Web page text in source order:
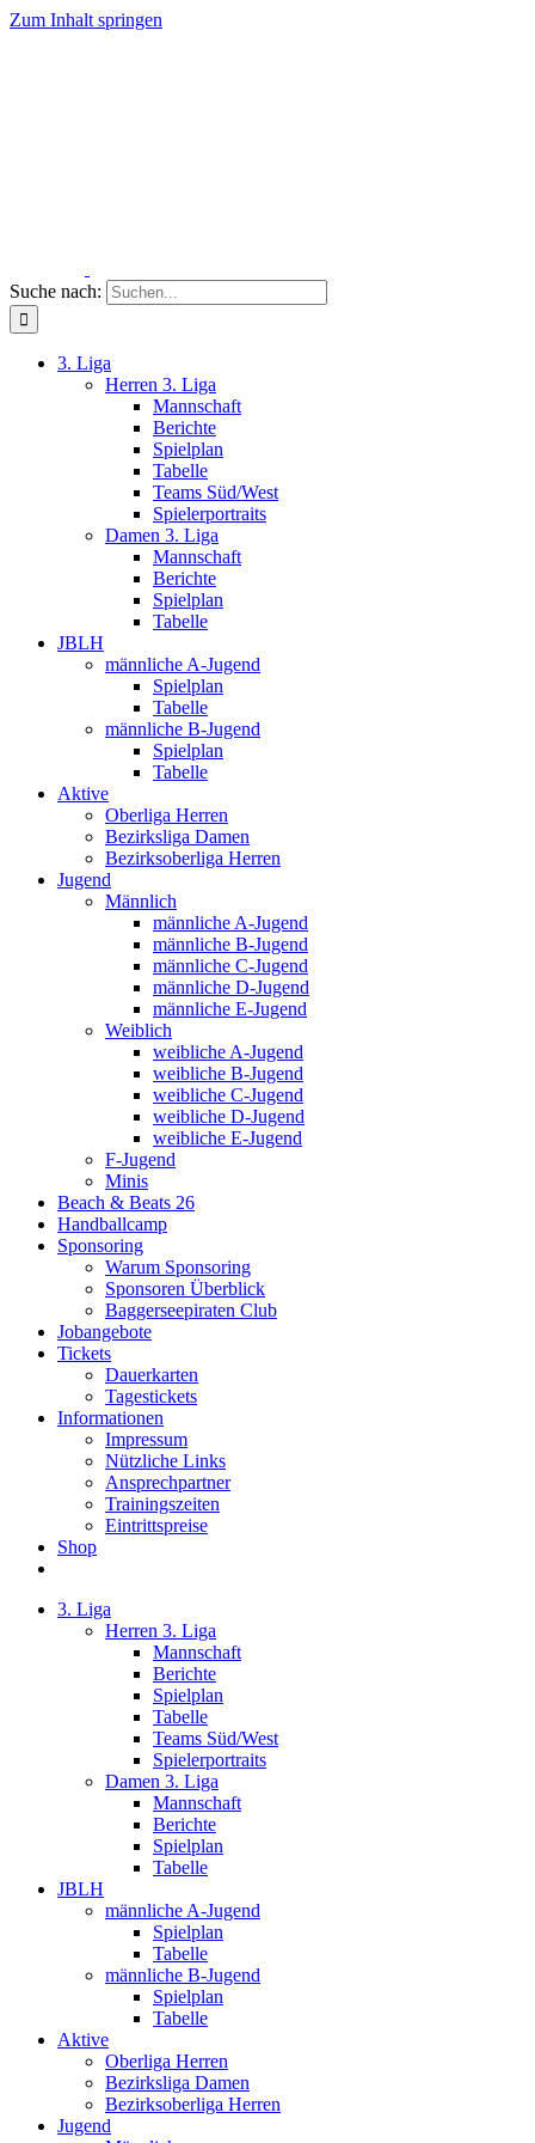
Zum Inhalt springen
Suche nach:
3. Liga
Herren 3. Liga
Mannschaft
Berichte
Spielplan
Tabelle
Teams Süd/West
Spielerportraits
Damen 3. Liga
Mannschaft
Berichte
Spielplan
Tabelle
JBLH
männliche A-Jugend
Spielplan
Tabelle
männliche B-Jugend
Spielplan
Tabelle
Aktive
Oberliga Herren
Bezirksliga Damen
Bezirksoberliga Herren
Jugend
Männlich
männliche A-Jugend
männliche B-Jugend
männliche C-Jugend
männliche D-Jugend
männliche E-Jugend
Weiblich
weibliche A-Jugend
weibliche B-Jugend
weibliche C-Jugend
weibliche D-Jugend
weibliche E-Jugend
F-Jugend
Minis
Beach & Beats 26
Handballcamp
Sponsoring
Warum Sponsoring
Sponsoren Überblick
Baggerseepiraten Club
Jobangebote
Tickets
Dauerkarten
Tagestickets
Informationen
Impressum
Nützliche Links
Ansprechpartner
Trainingszeiten
Eintrittspreise
Shop
3. Liga
Herren 3. Liga
Mannschaft
Berichte
Spielplan
Tabelle
Teams Süd/West
Spielerportraits
Damen 3. Liga
Mannschaft
Berichte
Spielplan
Tabelle
JBLH
männliche A-Jugend
Spielplan
Tabelle
männliche B-Jugend
Spielplan
Tabelle
Aktive
Oberliga Herren
Bezirksliga Damen
Bezirksoberliga Herren
Jugend